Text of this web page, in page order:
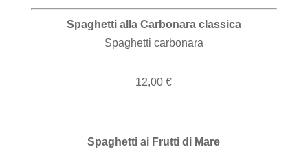
Spaghetti alla Carbonara classica
Spaghetti carbonara
12,00 €
Spaghetti ai Frutti di Mare